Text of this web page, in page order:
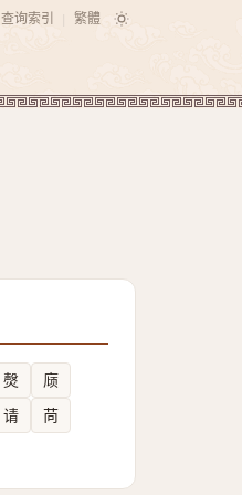
查询索引 繁體
㷫
庼
请 苘